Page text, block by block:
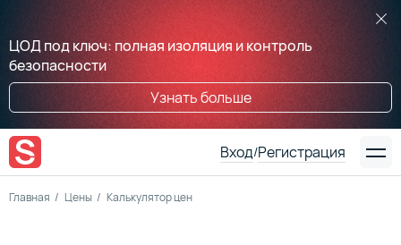
ЦОД под ключ: полная изоляция и контроль
безопасности
Узнать больше
Вход/Регистрация
Главная Цены Калькулятор цен